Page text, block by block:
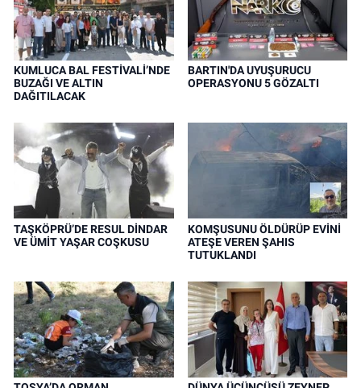
KUMLUCA BAL FESTİVALİ’NDE
BUZAĞI VE ALTIN
DAĞITILACAK
BARTIN'DA UYUŞURUCU
OPERASYONU 5 GÖZALTI
TAŞKÖPRÜ’DE RESUL DİNDAR
VE ÜMİT YAŞAR COŞKUSU
KOMŞUSUNU ÖLDÜRÜP EVİNİ
ATEŞE VEREN ŞAHIS
TUTUKLANDI